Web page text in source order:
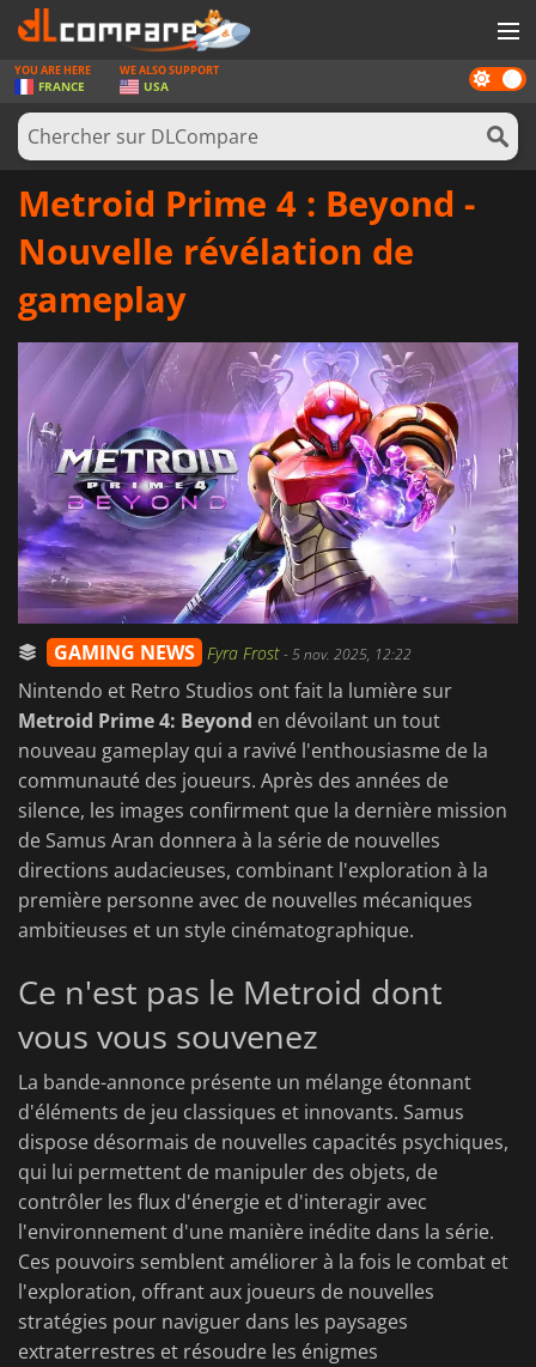
JEUX
CARTES PRÉPAYÉES
LOGICIELS
NEWS
SE CONNECTER OU S'INSCRIRE
Dark
mode
YOU ARE HERE
FRANCE
WE ALSO SUPPORT
USA
Metroid Prime 4 : Beyond -
Nouvelle révélation de
gameplay
GAMING NEWS Fyra Frost-5 nov. 2025, 12:22
Nintendo et Retro Studios ont fait la lumière sur
Metroid Prime 4: Beyond en dévoilant un tout
nouveau gameplay qui a ravivé l'enthousiasme de la
communauté des joueurs. Après des années de
silence, les images confirment que la dernière mission
de Samus Aran donnera à la série de nouvelles
directions audacieuses, combinant l'exploration à la
première personne avec de nouvelles mécaniques
ambitieuses et un style cinématographique.
Ce n'est pas le Metroid dont
vous vous souvenez
La bande-annonce présente un mélange étonnant
d'éléments de jeu classiques et innovants. Samus
dispose désormais de nouvelles capacités psychiques,
qui lui permettent de manipuler des objets, de
contrôler les flux d'énergie et d'interagir avec
l'environnement d'une manière inédite dans la série.
Ces pouvoirs semblent améliorer à la fois le combat et
l'exploration, offrant aux joueurs de nouvelles
stratégies pour naviguer dans les paysages
extraterrestres et résoudre les énigmes